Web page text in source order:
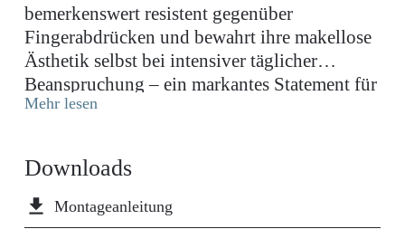
bemerkenswert resistent gegenüber
Fingerabdrücken und bewahrt ihre makellose
Ästhetik selbst bei intensiver täglicher
Beanspruchung – ein markantes Statement für
modern gestaltete Küchenbereiche.
Mehr lesen
Downloads
file_download Montageanleitung